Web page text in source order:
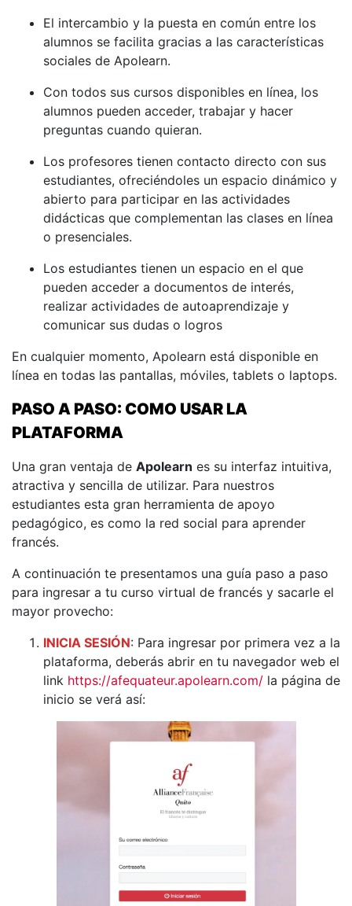
El intercambio y la puesta en común entre los
alumnos se facilita gracias a las características
sociales de Apolearn.
Con todos sus cursos disponibles en línea, los
alumnos pueden acceder, trabajar y hacer
preguntas cuando quieran.
Los profesores tienen contacto directo con sus
estudiantes, ofreciéndoles un espacio dinámico y
abierto para participar en las actividades
didácticas que complementan las clases en línea
o presenciales.
Los estudiantes tienen un espacio en el que
pueden acceder a documentos de interés,
realizar actividades de autoaprendizaje y
comunicar sus dudas o logros
En cualquier momento, Apolearn está disponible en
línea en todas las pantallas, móviles, tablets o laptops.
PASO A PASO: COMO USAR LA
PLATAFORMA
Una gran ventaja de Apolearn es su interfaz intuitiva,
atractiva y sencilla de utilizar. Para nuestros
estudiantes esta gran herramienta de apoyo
pedagógico, es como la red social para aprender
francés.
A continuación te presentamos una guía paso a paso
para ingresar a tu curso virtual de francés y sacarle el
mayor provecho:
INICIA SESIÓN: Para ingresar por primera vez a la
plataforma, deberás abrir en tu navegador web el
link https://afequateur.apolearn.com/ la página de
inicio se verá así: